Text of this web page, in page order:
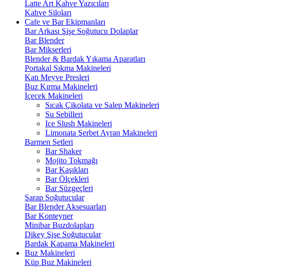
Latte Art Kahve Yazıcıları
Kahve Siloları
Cafe ve Bar Ekipmanları
Bar Arkası Şişe Soğutucu Dolaplar
Bar Blender
Bar Mikserleri
Blender & Bardak Yıkama Aparatları
Portakal Sıkma Makineleri
Katı Meyve Presleri
Buz Kırma Makineleri
İçecek Makineleri
Sıcak Çikolata ve Salep Makineleri
Su Sebilleri
Ice Slush Makineleri
Limonata Şerbet Ayran Makineleri
Barmen Setleri
Bar Shaker
Mojito Tokmağı
Bar Kaşıkları
Bar Ölçekleri
Bar Süzgeçleri
Şarap Soğutucular
Bar Blender Aksesuarları
Bar Konteyner
Minibar Buzdolapları
Dikey Şişe Soğutucular
Bardak Kapama Makineleri
Buz Makineleri
Küp Buz Makineleri